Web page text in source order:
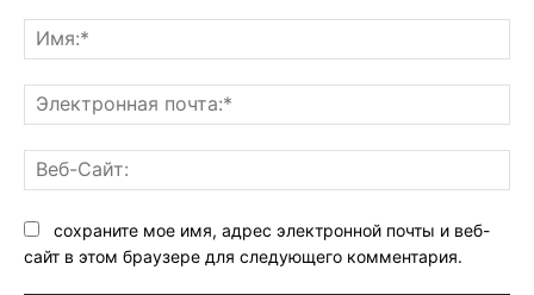
сохраните мое имя, адрес электронной почты и веб-
сайт в этом браузере для следующего комментария.